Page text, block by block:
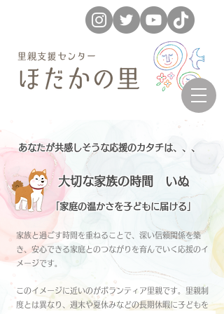
あなたが共感しそうな応援のカタチは、、、
大切な家族の時間 いぬ
「家庭の温かさを子どもに届ける」
家族と過ごす時間を重ねることで、深い信頼関係を築
き、安心できる家庭とのつながりを育んでいく応援のイ
メージです。
このイメージに近いのがボランティア里親です 。里親制
度とは異なり、週末や夏休みなどの長期休暇に子どもを